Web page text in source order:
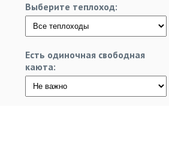
Выберите теплоход:
Есть одиночная свободная
каюта: